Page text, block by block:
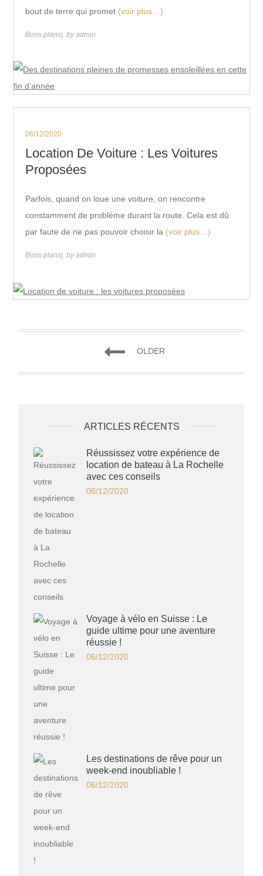
bout de terre qui promet (voir plus…)
Bons plans byadmin
Posted
on
06/12/2020
Location De Voiture : Les Voitures
Proposées
Parfois, quand on loue une voiture, on rencontre
constamment de problème durant la route. Cela est dû
par faute de ne pas pouvoir choisir la (voir plus…)
Bons plans byadmin
Navigation
des
OLDER
ARTICLES RÉCENTS
Réussissez votre expérience de
location de bateau à La Rochelle
avec ces conseils
06/12/2020
Voyage à vélo en Suisse : Le
guide ultime pour une aventure
réussie !
06/12/2020
Les destinations de rêve pour un
week-end inoubliable !
06/12/2020